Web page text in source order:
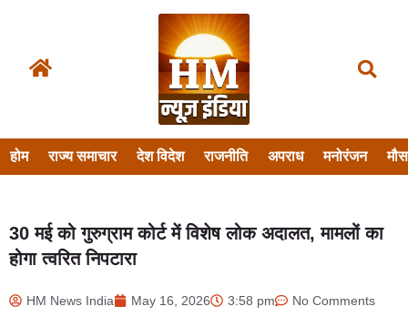
होम राज्य समाचार देश विदेश राजनीति अपराध मनोरंजन
30 मई को गुरुग्राम कोर्ट में विशेष लोक अदालत, मामलों का
होगा त्वरित निपटारा
HM News India May 16, 2026 3:58 pm No Comments